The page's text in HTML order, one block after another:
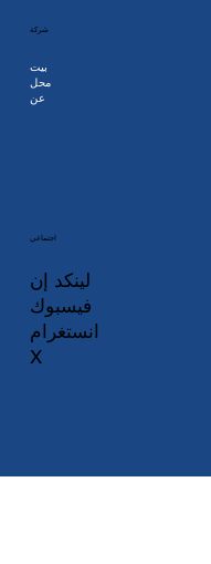
شركة
بيت
محل
عن
اجتماعي
لينكد إن
فيسبوك
انستغرام
X